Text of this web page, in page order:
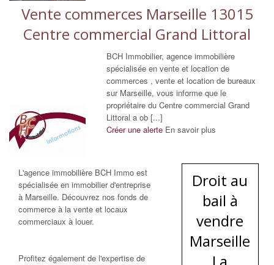
Vente commerces Marseille 13015
Centre commercial Grand Littoral
BCH Immobilier, agence immobilière
spécialisée en vente et location de
commerces , vente et location de bureaux
sur Marseille, vous informe que le
propriétaire du Centre commercial Grand
Littoral a ob [...]
Créer une alerte En savoir plus
L'agence immobilière BCH Immo est
spécialisée en immobilier d'entreprise
à Marseille. Découvrez nos fonds de
commerce à la vente et locaux
commerciaux à louer.
Profitez également de l'expertise de
Droit au
bail à
vendre
Marseille
La